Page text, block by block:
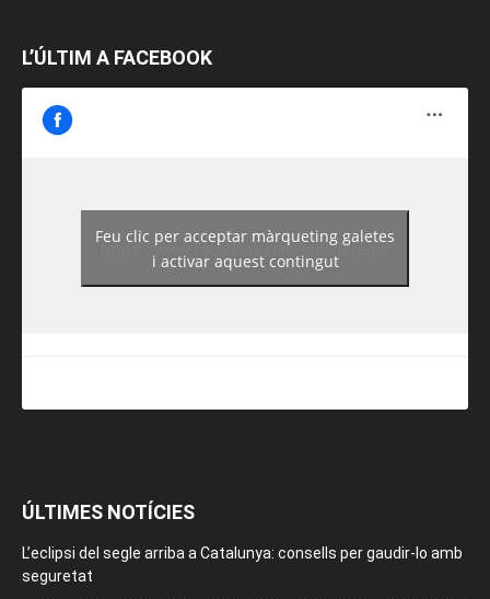
L’ÚLTIM A FACEBOOK
https://www.facebook.com/guiadereus/
Feu clic per acceptar màrqueting galetes
i activar aquest contingut
ÚLTIMES NOTÍCIES
L’eclipsi del segle arriba a Catalunya: consells per gaudir-lo amb
seguretat